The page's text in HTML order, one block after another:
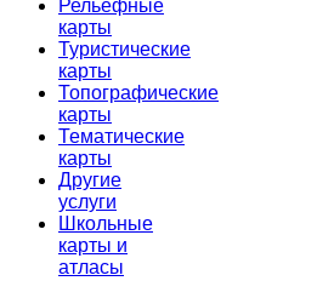
Рельефные
карты
Туристические
карты
Топографические
карты
Тематические
карты
Другие
услуги
Школьные
карты и
атласы